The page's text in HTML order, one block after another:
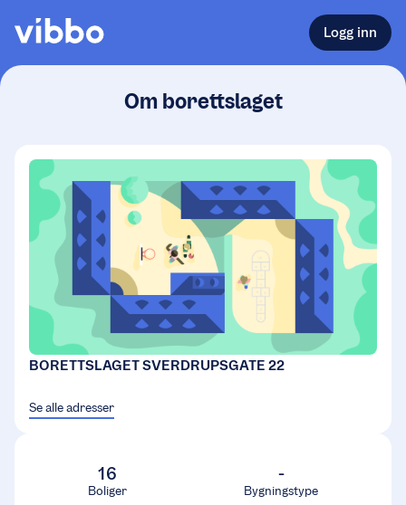
Logg inn
Om borettslaget
BORETTSLAGET SVERDRUPSGATE 22
Se alle adresser
16
Boliger
-
Bygningstype